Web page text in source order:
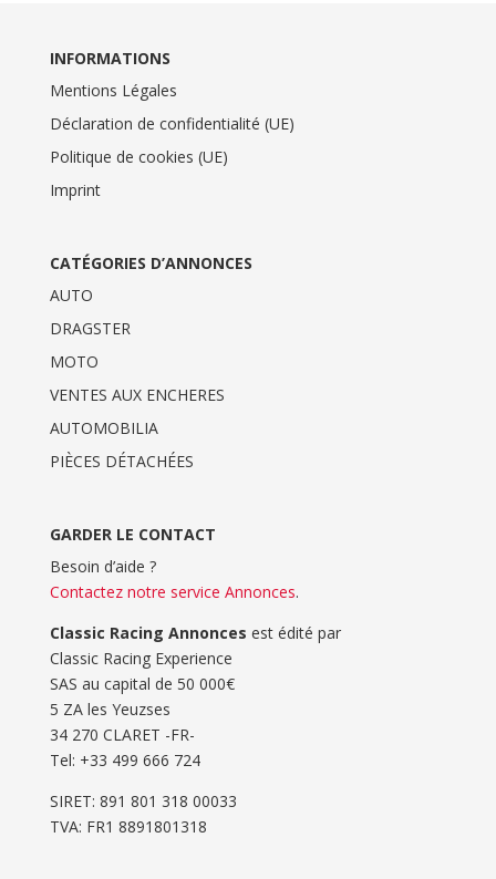
INFORMATIONS
Mentions Légales
Déclaration de confidentialité (UE)
Politique de cookies (UE)
Imprint
CATÉGORIES D’ANNONCES
AUTO
DRAGSTER
MOTO
VENTES AUX ENCHERES
AUTOMOBILIA
PIÈCES DÉTACHÉES
GARDER LE CONTACT
Besoin d’aide ?
Contactez notre service Annonces.
Classic Racing Annonces est édité par
Classic Racing Experience
SAS au capital de 50 000€
5 ZA les Yeuzses
34 270 CLARET -FR-
Tel: ‭+33 499 666 724‬
SIRET: 891 801 318 00033
TVA: FR1 8891801318